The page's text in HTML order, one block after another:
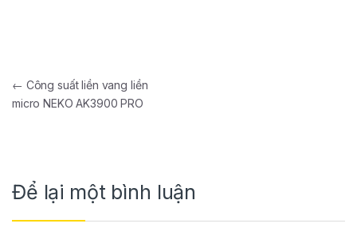
← Công suất liền vang liền
micro NEKO AK3900 PRO
Để lại một bình luận